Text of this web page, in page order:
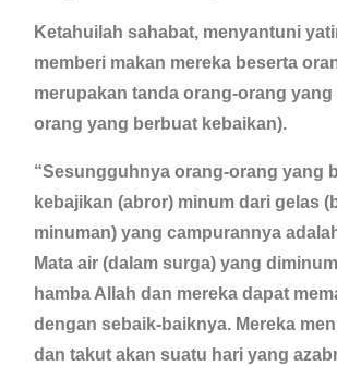
Ketahuilah sahabat, menyantuni
memberi makan mereka beserta
merupakan tanda orang-orang
orang yang berbuat kebaikan).
“Sesungguhnya orang-orang yang
kebajikan (abror) minum dari gelas
minuman) yang campurannya
Mata air (dalam surga) yang
hamba Allah dan mereka dapat
dengan sebaik-baiknya. Mereka
dan takut akan suatu hari yang